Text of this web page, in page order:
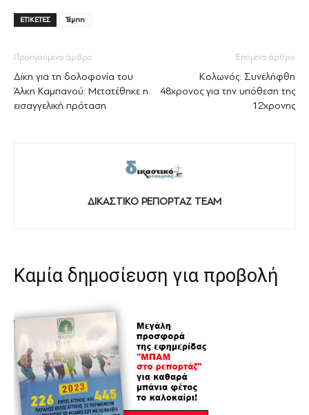
ΕΤΙΚΕΤΕΣ Τέμπη
Προηγούμενο άρθρο
Δίκη για τη δολοφονία του
Άλκη Καμπανού: Μετατέθηκε η
εισαγγελική πρόταση
Επόμενο άρθρο
Κολωνός: Συνελήφθη
48χρονος για την υπόθεση της
12χρονης
ΔΙΚΑΣΤΙΚΟ ΡΕΠΟΡΤΑΖ TEAM
Καμία δημοσίευση για προβολή